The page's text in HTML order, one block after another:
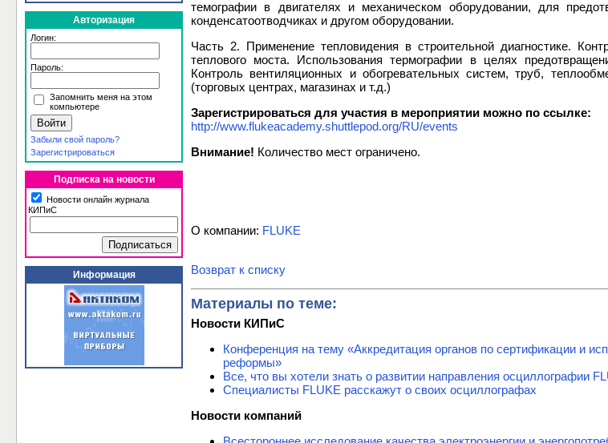
Авторизация
Логин:
Пароль:
Запомнить меня на этом
компьютере
Забыли свой пароль?
Зарегистрироваться
Подписка на новости
Новости онлайн журнала
КИПиС
Информация
темографии в двигателях и механическом оборудовании, для
конденсатоотводчиках и другом оборудовании.
Часть 2. Применение тепловидения в строительной диагностике.
теплового моста. Использования термографии в целях
Контроль вентиляционных и обогревательных систем, труб,
(торговых центрах, магазинах и т.д.)
Зарегистрироваться для участия в мероприятии можно по ссылке:
http://www.flukeacademy.shuttlepod.org/RU/events
Внимание! Количество мест ограничено.
О компании: FLUKE
Возврат к списку
Материалы по теме:
Новости КИПиС
Конференция на тему «Аккредитация органов по сертификации и
реформы»
Все, что вы хотели знать о развитии направления осциллографии
Специалисты FLUKE расскажут о своих осциллографах
Новости компаний